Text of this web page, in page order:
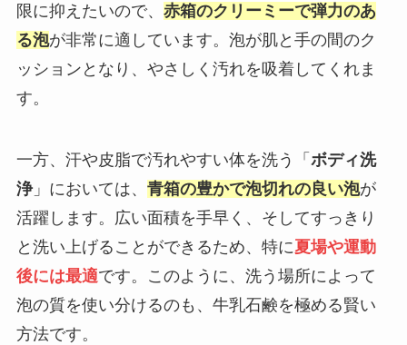
限に抑えたいので、 赤箱のクリーミーで弾力のあ
る泡が非常に適しています。泡が肌と手の間のク
ッションとなり、やさしく汚れを吸着してくれま
す。
一方、汗や皮脂で汚れやすい体を洗う「 ボディ洗
浄」においては、 青箱の豊かで泡切れの良い泡が
活躍します。広い面積を手早く、そしてすっきり
と洗い上げることができるため、特に夏場や運動
後には最適です。このように、洗う場所によって
泡の質を使い分けるのも、牛乳石鹸を極める賢い
方法です。